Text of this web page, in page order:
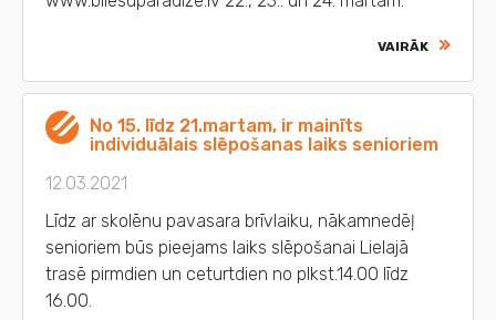
VAIRĀK
No 15. līdz 21.martam, ir mainīts
individuālais slēpošanas laiks senioriem
12.03.2021
Līdz ar skolēnu pavasara brīvlaiku, nākamnedēļ
senioriem būs pieejams laiks slēpošanai Lielajā
trasē pirmdien un ceturtdien no plkst.14.00 līdz
16.00.